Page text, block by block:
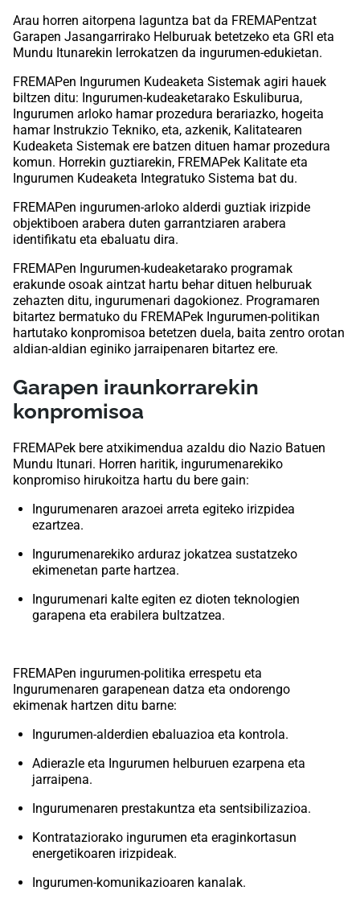
Arau horren aitorpena laguntza bat da FREMAPentzat
Garapen Jasangarrirako Helburuak betetzeko eta GRI eta
Mundu Itunarekin lerrokatzen da ingurumen-edukietan.
FREMAPen Ingurumen Kudeaketa Sistemak agiri hauek
biltzen ditu: Ingurumen-kudeaketarako Eskuliburua,
Ingurumen arloko hamar prozedura berariazko, hogeita
hamar Instrukzio Tekniko, eta, azkenik, Kalitatearen
Kudeaketa Sistemak ere batzen dituen hamar prozedura
komun. Horrekin guztiarekin, FREMAPek Kalitate eta
Ingurumen Kudeaketa Integratuko Sistema bat du.
FREMAPen ingurumen-arloko alderdi guztiak irizpide
objektiboen arabera duten garrantziaren arabera
identifikatu eta ebaluatu dira.
FREMAPen Ingurumen-kudeaketarako programak
erakunde osoak aintzat hartu behar dituen helburuak
zehazten ditu, ingurumenari dagokionez. Programaren
bitartez bermatuko du FREMAPek Ingurumen-politikan
hartutako konpromisoa betetzen duela, baita zentro orotan
aldian-aldian eginiko jarraipenaren bitartez ere.
Garapen iraunkorrarekin
konpromisoa
FREMAPek bere atxikimendua azaldu dio Nazio Batuen
Mundu Itunari. Horren haritik, ingurumenarekiko
konpromiso hirukoitza hartu du bere gain:
Ingurumenaren arazoei arreta egiteko irizpidea
ezartzea.
Ingurumenarekiko arduraz jokatzea sustatzeko
ekimenetan parte hartzea.
Ingurumenari kalte egiten ez dioten teknologien
garapena eta erabilera bultzatzea.
FREMAPen ingurumen-politika errespetu eta
Ingurumenaren garapenean datza eta ondorengo
ekimenak hartzen ditu barne:
Ingurumen-alderdien ebaluazioa eta kontrola.
Adierazle eta Ingurumen helburuen ezarpena eta
jarraipena.
Ingurumenaren prestakuntza eta sentsibilizazioa.
Kontrataziorako ingurumen eta eraginkortasun
energetikoaren irizpideak.
Ingurumen-komunikazioaren kanalak.